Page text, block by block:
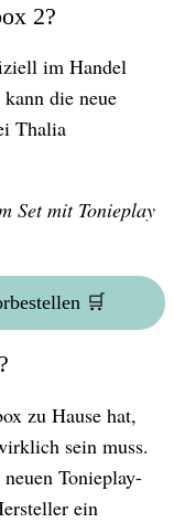
2?
im Handel
die neue
Thalia
Set mit Tonieplay
🛒
zu Hause hat,
sein muss.
Tonieplay-
ein